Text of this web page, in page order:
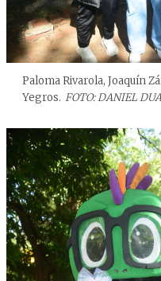
Paloma Rivarola, Joaquín
Yegros. FOTO: DANIEL